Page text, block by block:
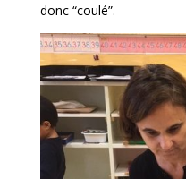
donc “coulé”.